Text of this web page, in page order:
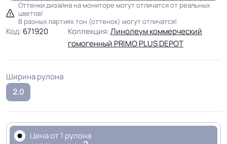
Оттенки дизайна на мониторе могут отличатся от реальных
цветов!
В разных партиях тон (оттенок) могут отличатся!
Код: 671920 Коллекция:Линолеум коммерческий
гомогенный PRIMO PLUS DEPOT
Ширина рулона
2.0
Цена от 1 рулона